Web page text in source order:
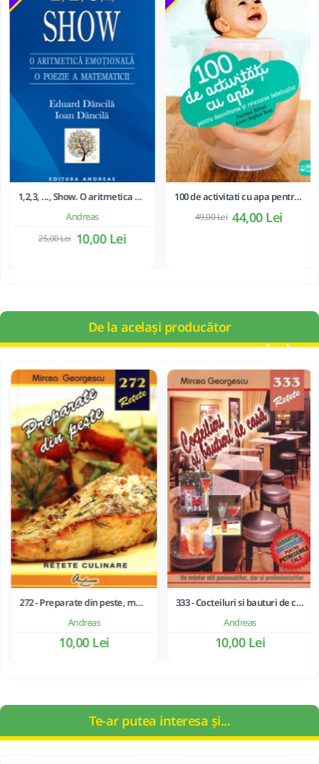
Andreas
1,2,3, ..., Show. O aritmetica emotionala, o poezie a matematicii - Ioan Dancila
10,00 Lei
25,00 Lei
100 de activitati cu apa pentru dezvoltarea si relaxarea bebelusilor - Perrine Alliod
44,00 Lei
49,00 Lei
De la același producător
Andreas
272 - Preparate din peste, moluste si crustacee
10,00 Lei
Andreas
333 - Cocteiluri si bauturi de casa
10,00 Lei
Te-ar putea interesa și...